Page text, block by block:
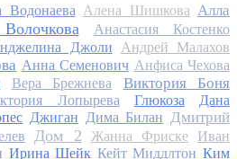
Водонаева Алена Шишкова Алла
Анастасия Костенко
Джоли
Андрей Малахов
Анна Семенович Анфиса Чехова
Вера Брежнева Виктория Боня
Лопырева Глюкоза
Дана
Джиган Дима Билан Дмитрий
Дом 2 Жанна Фриске
Иван
Ирина Шейк Кейт Миддлтон Ким